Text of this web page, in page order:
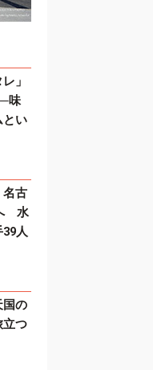
」
味
とい
名古
水
人
国の
立つ